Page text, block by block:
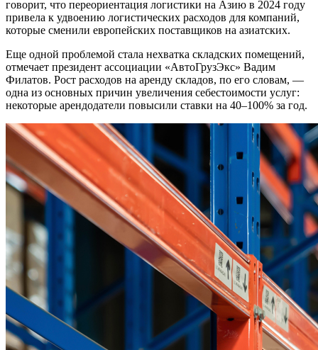
говорит, что переориентация логистики на Азию в 2024 году
привела к удвоению логистических расходов для компаний,
которые сменили европейских поставщиков на азиатских.
Еще одной проблемой стала нехватка складских помещений,
отмечает президент ассоциации «АвтоГрузЭкс» Вадим
Филатов. Рост расходов на аренду складов, по его словам, —
одна из основных причин увеличения себестоимости услуг:
некоторые арендодатели повысили ставки на 40–100% за год.